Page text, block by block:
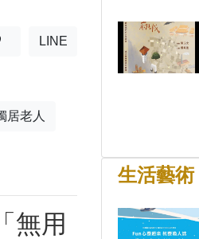
另開新視窗)
享至噗浪(另開新視窗)
LINE
居老人
無用
生活藝術